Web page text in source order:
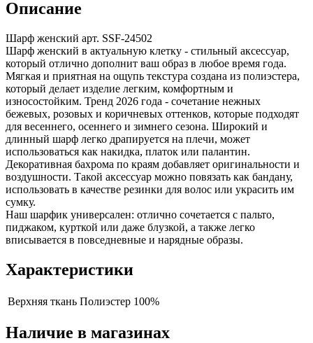
Описание
Шарф женский арт. SSF-24502
Шарф женский в актуальную клетку - стильный аксессуар,
который отлично дополнит ваш образ в любое время года.
Мягкая и приятная на ощупь текстура создана из полиэстера,
который делает изделие легким, комфортным и
износостойким. Тренд 2026 года - сочетание нежных
бежевых, розовых и коричневых оттенков, которые подходят
для весеннего, осеннего и зимнего сезона. Широкий и
длинный шарф легко драпируется на плечи, может
использоваться как накидка, платок или палантин.
Декоративная бахрома по краям добавляет оригинальности и
воздушности. Такой аксессуар можно повязать как бандану,
использовать в качестве резинки для волос или украсить им
сумку.
Наш шарфик универсален: отлично сочетается с пальто,
пиджаком, курткой или даже блузкой, а также легко
вписывается в повседневные и нарядные образы.
Характеристики
Верхняя ткань Полиэстер 100%
Наличие в магазинах